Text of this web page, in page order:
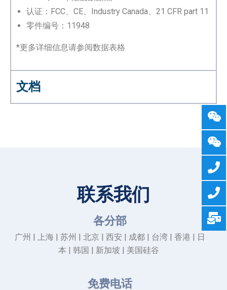
认证：FCC、CE、Industry Canada、21 CFR part 11
零件编号：11948
*更多详细信息请参阅数据表格
文档
联系我们
各分部
广州 | 上海 | 苏州 | 北京 | 西安 | 成都 | 台湾 | 香港 | 日
本 | 韩国 | 新加坡 | 美国硅谷
免费电话